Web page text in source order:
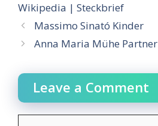
Wikipedia | Steckbrief
Massimo Sinató Kinder
Anna Maria Mühe Partner
Leave a Comment